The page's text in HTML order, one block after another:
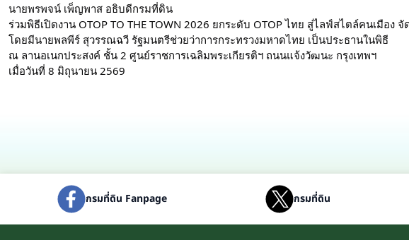
นายพรพจน์ เพ็ญพาส อธิบดีกรมที่ดิน
ร่วมพิธีเปิดงาน OTOP TO THE TOWN 2026 ยกระดับ OTOP ไทย สู่ไลฟ์สไตล์คนเมือง จั
โดยมีนายพลพีร์ สุวรรณฉวี รัฐมนตรีช่วยว่าการกระทรวงมหาดไทย เป็นประธานในพิธี
ณ ลานอเนกประสงค์ ชั้น 2 ศูนย์ราชการเฉลิมพระเกียรติฯ ถนนแจ้งวัฒนะ กรุงเทพฯ
เมื่อวันที่ 8 มิถุนายน 2569
กรมที่ดิน Fanpage กรมที่ดิน